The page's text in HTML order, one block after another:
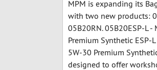
MPM is expanding its
with two new products:
05B20RN. 05B20ESP-L
Premium Synthetic ESP-
5W-30 Premium
designed to offer